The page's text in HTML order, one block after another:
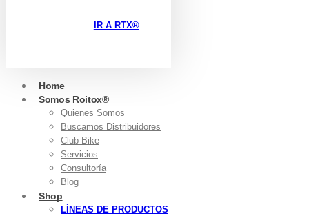
IR A RTX®
Home
Somos Roitox®
Quienes Somos
Buscamos Distribuidores
Club Bike
Servicios
Consultoría
Blog
Shop
LÍNEAS DE PRODUCTOS